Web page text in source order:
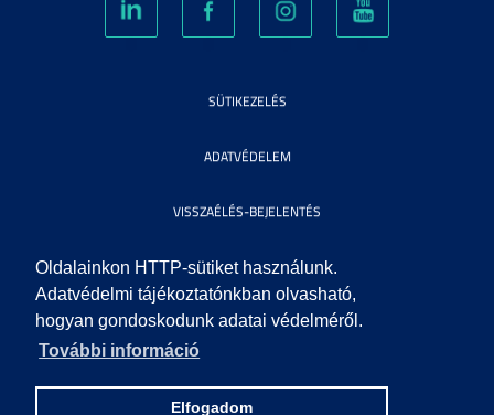
Oldalainkon HTTP-sütiket használunk.
Adatvédelmi tájékoztatónkban olvasható,
hogyan gondoskodunk adatai védelméről.
További információ
Elfogadom
SÜTIKEZELÉS
ADATVÉDELEM
VISSZAÉLÉS-BEJELENTÉS
KÖZÉRDEKŰ ADATOK
IMPRESSZUM